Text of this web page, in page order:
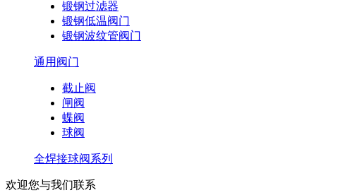
锻钢过滤器
锻钢低温阀门
锻钢波纹管阀门
通用阀门
截止阀
闸阀
蝶阀
球阀
全焊接球阀系列
欢迎您与我们联系